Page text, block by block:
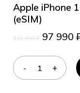
Apple iPhone
(eSIM)
112 990₽ 97 990